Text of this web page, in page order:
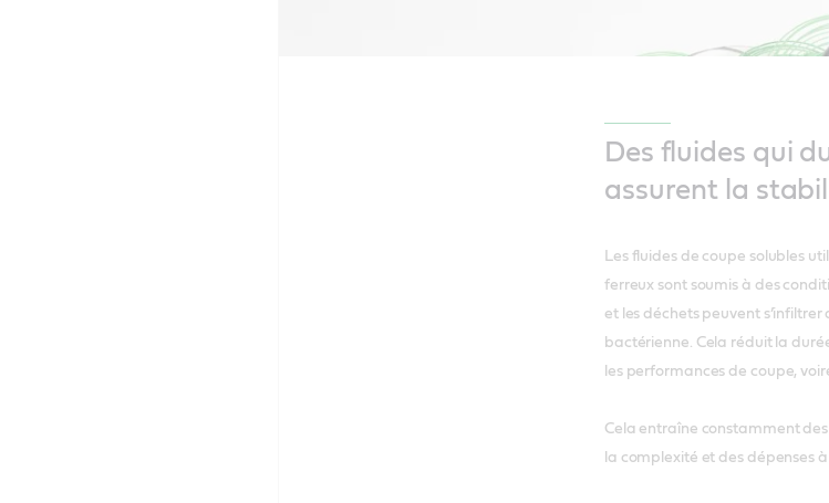
Des fluides qui
assurent la
Les fluides de coupe solubles
ferreux sont soumis à des
et les déchets peuvent
bactérienne. Cela réduit la
les performances de coupe,
Cela entraîne constamment
la complexité et des dépenses